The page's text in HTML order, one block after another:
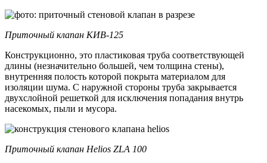
Приточный клапан КИВ-125
Конструкционно, это пластиковая труба соответствующей
длины (незначительно большей, чем толщина стены),
внутренняя полость которой покрыта материалом для
изоляции шума. С наружной стороны труба закрывается
двухслойной решеткой для исключения попадания внутрь
насекомых, пыли и мусора.
Приточный клапан Helios ZLA 100